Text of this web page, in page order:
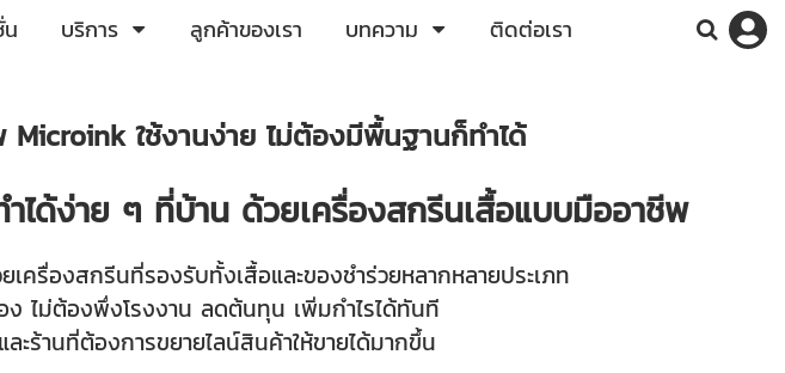
น บริการ ลูกค้าของเรา บทความ ติดต่อเรา
Microink ใช้งานง่าย ไม่ต้องมีพื้นฐานก็ทำได้
ได้ง่าย ๆ ที่บ้าน ด้วยเครื่องสกรีนเสื้อแบบมืออาชีพ
ครื่องสกรีนที่รองรับทั้งเสื้อและของชำร่วยหลากหลายประเภท
ง ไม่ต้องพึ่งโรงงาน ลดต้นทุน เพิ่มกำไรได้ทันที
ละร้านที่ต้องการขยายไลน์สินค้าให้ขายได้มากขึ้น